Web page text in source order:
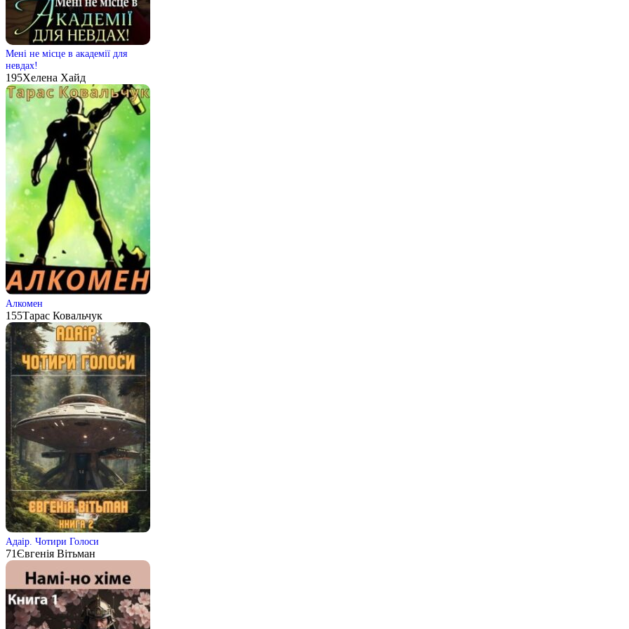
Мені не місце в академії для
невдах!
195Хелена Хайд
Алкомен
155Тарас Ковальчук
Адаір. Чотири Голоси
71Євгенія Вітьман